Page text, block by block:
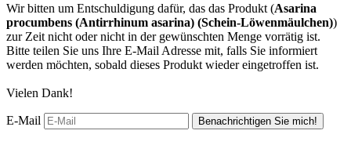
Wir bitten um Entschuldigung dafür, das das Produkt (Asarina
procumbens (Antirrhinum asarina) (Schein-Löwenmäulchen))
zur Zeit nicht oder nicht in der gewünschten Menge vorrätig ist.
Bitte teilen Sie uns Ihre E-Mail Adresse mit, falls Sie informiert
werden möchten, sobald dieses Produkt wieder eingetroffen ist.
Vielen Dank!
E-Mail Benachrichtigen Sie mich!